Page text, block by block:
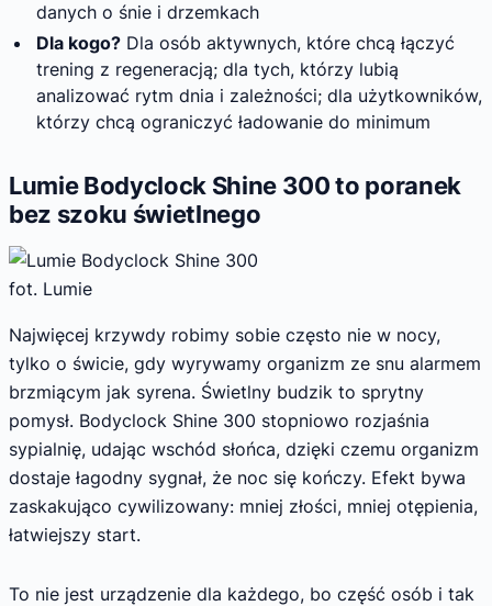
danych o śnie i drzemkach
Dla kogo?Dla osób aktywnych, które chcą łączyć
trening z regeneracją; dla tych, którzy lubią
analizować rytm dnia i zależności; dla użytkowników,
którzy chcą ograniczyć ładowanie do minimum
Lumie Bodyclock Shine 300 to poranek
bez szoku świetlnego
fot. Lumie
Najwięcej krzywdy robimy sobie często nie w nocy,
tylko o świcie, gdy wyrywamy organizm ze snu alarmem
brzmiącym jak syrena. Świetlny budzik to sprytny
pomysł. Bodyclock Shine 300 stopniowo rozjaśnia
sypialnię, udając wschód słońca, dzięki czemu organizm
dostaje łagodny sygnał, że noc się kończy. Efekt bywa
zaskakująco cywilizowany: mniej złości, mniej otępienia,
łatwiejszy start.
To nie jest urządzenie dla każdego, bo część osób i tak